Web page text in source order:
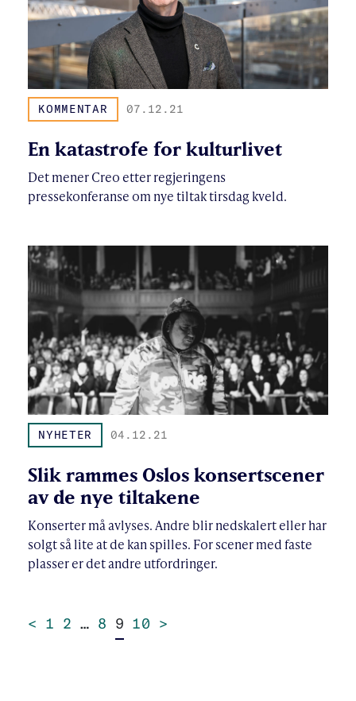
KOMMENTAR 07.12.21
En katastrofe for kulturlivet
Det mener Creo etter regjeringens
pressekonferanse om nye tiltak tirsdag kveld.
NYHETER 04.12.21
Slik rammes Oslos konsertscener
av de nye tiltakene
Konserter må avlyses. Andre blir nedskalert eller har
solgt så lite at de kan spilles. For scener med faste
plasser er det andre utfordringer.
< 1 2 … 8 9 10 >